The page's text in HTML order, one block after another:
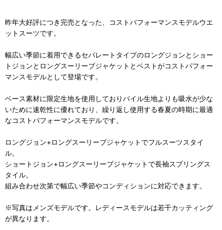
昨年大好評につき完売となった、コストパフォーマンスモデルウエ
ットスーツです。
幅広い季節に着用できるセパレートタイプのロングジョンとショー
トジョンとロングスーリーブジャケットとベストがコストパフォー
マンスモデルとして登場です。
ベース素材に限定生地を使用しておりパイル生地よりも吸水が少な
いために速乾性に優れており、繰り返し使用する春夏の時期に最適
なコストパフォーマンスモデルです。
ロングジョン+ロングスーリーブジャケットでフルスーツスタイ
ル。
ショートジョン+ロングスーリーブジャケットで長袖スプリングス
タイル。
組み合わせ次第で幅広い季節やコンディションに対応できます。
※写真はメンズモデルです。レディースモデルは若干カッティング
が異なります。